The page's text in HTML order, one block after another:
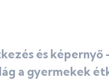
és képernyő
a gyermekek